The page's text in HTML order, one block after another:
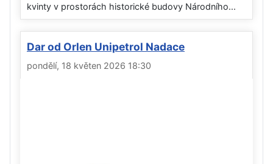
kvinty v prostorách historické budovy Národního...
Dar od Orlen Unipetrol Nadace
pondělí, 18 květen 2026 18:30